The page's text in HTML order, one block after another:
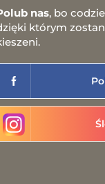
nas, bo
którym